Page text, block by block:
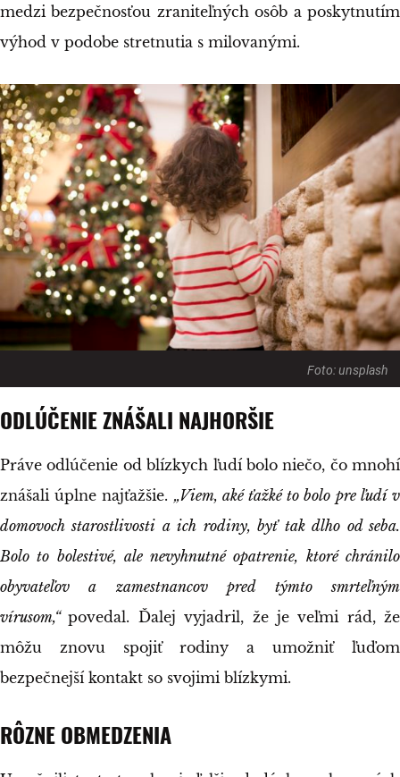
medzi bezpečnosťou zraniteľných osôb a poskytnutím
výhod v podobe stretnutia s milovanými.
Foto: unsplash
ODLÚČENIE ZNÁŠALI NAJHORŠIE
Práve odlúčenie od blízkych ľudí bolo niečo, čo mnohí
znášali úplne najťažšie. „Viem, aké ťažké to bolo pre ľudí v
domovoch starostlivosti a ich rodiny, byť tak dlho od seba.
Bolo to bolestivé, ale nevyhnutné opatrenie, ktoré chránilo
obyvateľov a zamestnancov pred týmto smrteľným
vírusom,“povedal. Ďalej vyjadril, že je veľmi rád, že
môžu znovu spojiť rodiny a umožniť ľuďom
bezpečnejší kontakt so svojimi blízkymi.
RÔZNE OBMEDZENIA